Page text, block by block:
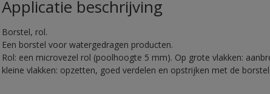
Applicatie beschrijving
Borstel, rol.
Een borstel voor watergedragen producten.
Rol: een microvezel rol (poolhoogte 5 mm). Op grote vlakken:
kleine vlakken: opzetten, goed verdelen en opstrijken met de borstel.